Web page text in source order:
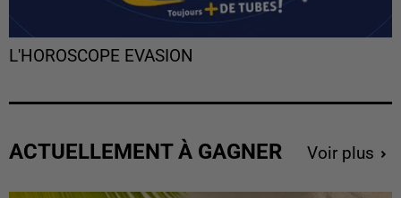
L'HOROSCOPE EVASION
ACTUELLEMENT À GAGNER Voir plus